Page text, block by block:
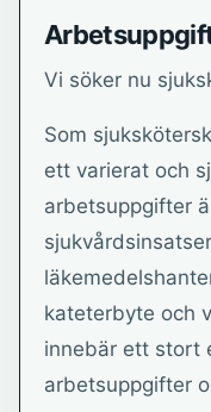
Vi söker nu
Som
ett varierat och
arbetsuppgifter
kateterbyte och
innebär ett stort
arbetsuppgifter